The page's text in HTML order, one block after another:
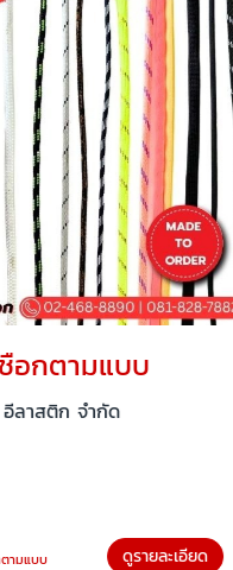
มแบบ
จำกัด
ดูรายละเอียด